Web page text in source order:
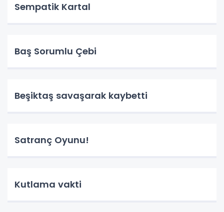
Sempatik Kartal
Baş Sorumlu Çebi
Beşiktaş savaşarak kaybetti
Satranç Oyunu!
Kutlama vakti